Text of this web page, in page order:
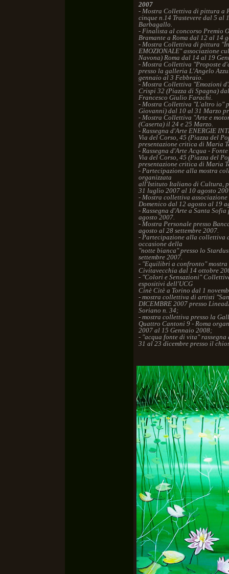
2007
- Mostra Collettiva di pittura a
cinque n.14 Trastevere dal 5 al
Barbagallo.
- Finalista al concorso Premio
Bramante a Roma dal 12 al 14
- Mostra Collettiva di pittura
EMOZIONALE" associazione
Navona) Roma dal 14 al 19
- Mostra Collettiva "Proposte
presso la galleria L'Angelo
gennaio al 3 Febbraio.
- Mostra Collettiva "Emozioni
Crispi 32 (Piazza di Spagna)
Francesco Giulio Farachi.
- Mostra Collettiva "L'altro io"
Giovanni) dal 10 al 31 Marzo
- Mostra Collettiva "Arte e
(Caserta) il 24 e 25 Marzo.
- Rassegna d'Arte ENERGIE
Via del Corso, 45 (Piazza del
presentazione critica di Maria
- Rassegna d'Arte Acqua -
Via del Corso, 45 (Piazza del
presentazione critica di Maria
- Partecipazione alla mostra
organizzata
all'Istituto Italiano di Cultura,
31 luglio 2007 al 10 agosto
- Mostra collettiva
Domenico dal 12 agosto al 19
- Rassegna d'Arte a Santa
agosto 2007.
- Mostra Personale presso
agosto al 28 settembre 2007.
- Partecipazione alla collettiva
occasione della
"notte bianca" presso lo
settembre 2007.
- "Equilibri a confronto" mostra
Civitavecchia dal 14 ottobre
- "Colori e Sensazioni"
espositivi dell'UCG
Cinè Citè a Torino dal 1
- mostra collettiva di artisti
DICEMBRE 2007 presso
Soriano n. 34;
- mostra collettiva presso la
Quattro Cantoni 9 - Roma
2007 al 15 Gennaio 2008;
- "acqua fonte di vita"
31 al 23 dicembre presso il